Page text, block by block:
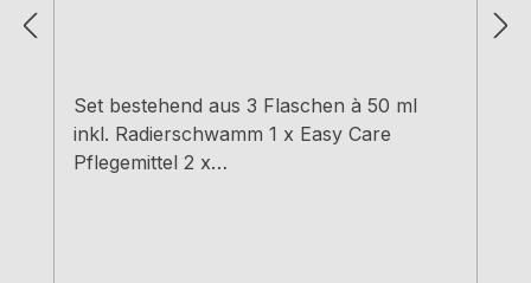
Set bestehend aus 3 Flaschen à 50 ml
inkl. Radierschwamm 1 x Easy Care
Pflegemittel 2 x